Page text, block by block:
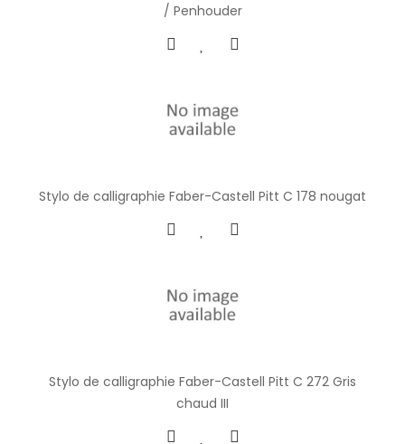
/ Penhouder
Stylo de calligraphie Faber-Castell Pitt C 178 nougat
Stylo de calligraphie Faber-Castell Pitt C 272 Gris
chaud III